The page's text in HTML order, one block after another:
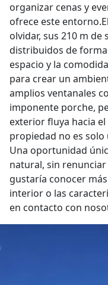
organizar cenas y
ofrece este
olvidar, sus 210 m
distribuidos de
espacio y la
para crear un
amplios ventanales
imponente porche,
exterior fluya hacia
propiedad no es solo
Una oportunidad
natural, sin renunciar
gustaría conocer
interior o las
en contacto con